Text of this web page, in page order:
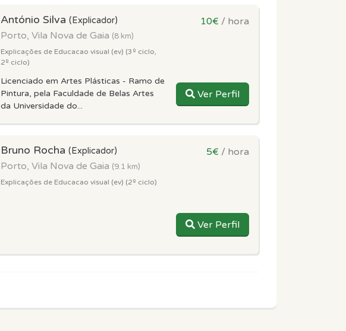
António Silva (Explicador)
Porto, Vila Nova de Gaia (8 km)
Explicações de Educacao visual (ev) (3º ciclo,
2º ciclo)
Licenciado em Artes Plásticas - Ramo de
Pintura, pela Faculdade de Belas Artes
da Universidade do...
10€ / hora
Ver Perfil
Bruno Rocha (Explicador)
Porto, Vila Nova de Gaia (9.1 km)
Explicações de Educacao visual (ev) (2º ciclo)
5€ / hora
Ver Perfil